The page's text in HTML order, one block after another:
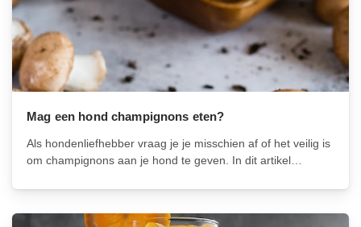
Mag een hond champignons eten?
Als hondenliefhebber vraag je je misschien af of het veilig is
om champignons aan je hond te geven. In dit artikel
en wat de voor- en nadelen zijn van het geven...